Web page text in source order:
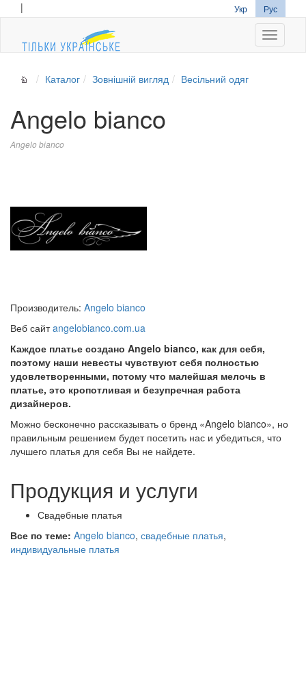
| Укр Рус
Каталог Зовнішній вигляд Весільний одяг
Angelo bianco
Angelo bianco
Производитель: Angelo bianco
Веб сайтangelobianco.com.ua
Каждое платье создано Angelo bianco, как для себя,
поэтому наши невесты чувствуют себя полностью
удовлетворенными, потому что малейшая мелочь в
платье, это кропотливая и безупречная работа
дизайнеров.
Можно бесконечно рассказывать о бренд «Angelo bianco», но
правильным решением будет посетить нас и убедиться, что
лучшего платья для себя Вы не найдете.
Продукция и услуги
Свадебные платья
Все по теме: Angelo bianco, свадебные платья,
индивидуальные платья